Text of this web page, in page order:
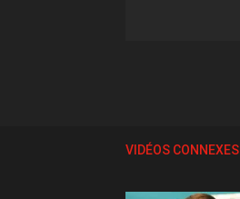
VIDÉOS CONNEXES